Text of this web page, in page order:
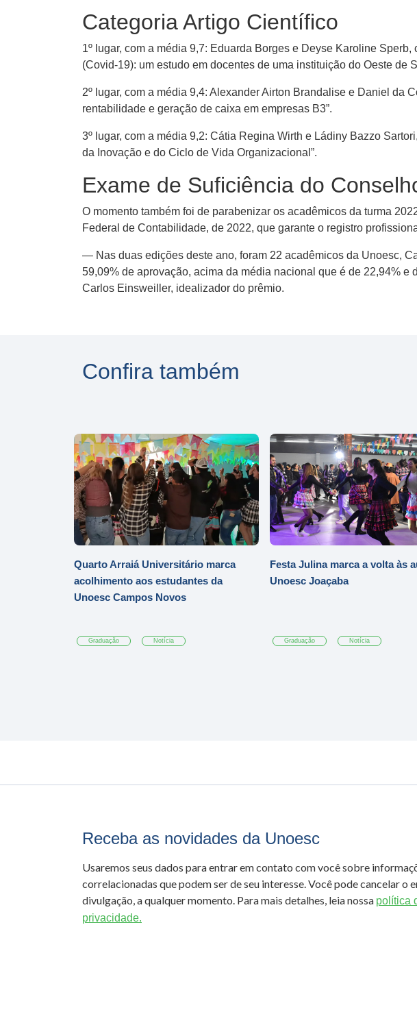
Categoria Artigo Científico
1º lugar, com a média 9,7: Eduarda Borges e Deyse Karoline
(Covid-19): um estudo em docentes de uma instituição do Oeste de
2º lugar, com a média 9,4: Alexander Airton Brandalise e Daniel da
rentabilidade e geração de caixa em empresas B3”.
3º lugar, com a média 9,2: Cátia Regina Wirth e Ládiny Bazzo
da Inovação e do Ciclo de Vida Organizacional”.
Exame de Suficiência do
O momento também foi de parabenizar os acadêmicos da turma
Federal de Contabilidade, de 2022, que garante o registro
— Nas duas edições deste ano, foram 22 acadêmicos da Unoesc,
59,09% de aprovação, acima da média nacional que é de 22,94%
Carlos Einsweiller, idealizador do prêmio.
Confira também
Quarto Arraiá Universitário marca
acolhimento aos estudantes da
Unoesc Campos Novos
Graduação Notícia
Festa Julina marca a volta às
Unoesc Joaçaba
Graduação Notícia
Receba as novidades da Unoesc
Usaremos seus dados para entrar em contato com você sobre
correlacionadas que podem ser de seu interesse. Você pode cancelar o
divulgação, a qualquer momento. Para mais detalhes, leia nossa política
privacidade.